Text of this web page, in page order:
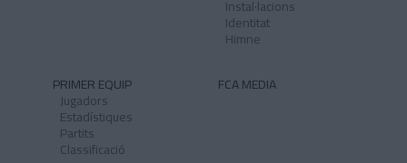
Instal·lacions
Identitat
Himne
PRIMER EQUIP
Jugadors
Estadístiques
Partits
Classificació
FCA MEDIA